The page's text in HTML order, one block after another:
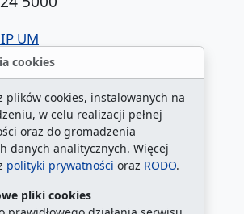
cookies
plików cookies, instalowanych na
w celu realizacji pełnej
oraz do gromadzenia
danych analitycznych. Więcej
polityki prywatności oraz RODO.
pliki cookies
UM
w ETR
osobowych